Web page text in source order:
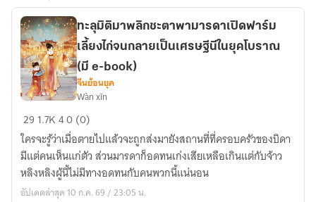
มิติ
มา
พลิก
ชะตา
พา
ทะลุมิติมาพลิกชะตาพามารดาเปิดฟาร์ม
เลี้ยงไก่จนกลายเป็นเศรษฐีนีในยุคโบราณ
(มี e-book)
จีนย้อนยุค
Wàn xīn
29 1.7K40 (0)
ใครจะรู้ว่าเมื่อตายไปแล้วจะถูกส่งมายังสถานที่ที่ครอบครัวของบิดา
มีแต่คนเห็นแก่ตัว ส่วนมารดาก็อดทนเก่งเสียเหลือเกินแต่กับจ้าว
หลิงหลิงผู้นี้ไม่มีทางอดทนกับคนพวกนี้แน่นอน
อัปเดตล่าสุด 10 ก.ค. 69 / 23:05 น.